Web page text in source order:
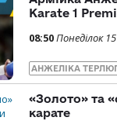
Karate 1
08:50Понеділок
АНЖЕЛІКА
«Золото» та
карате